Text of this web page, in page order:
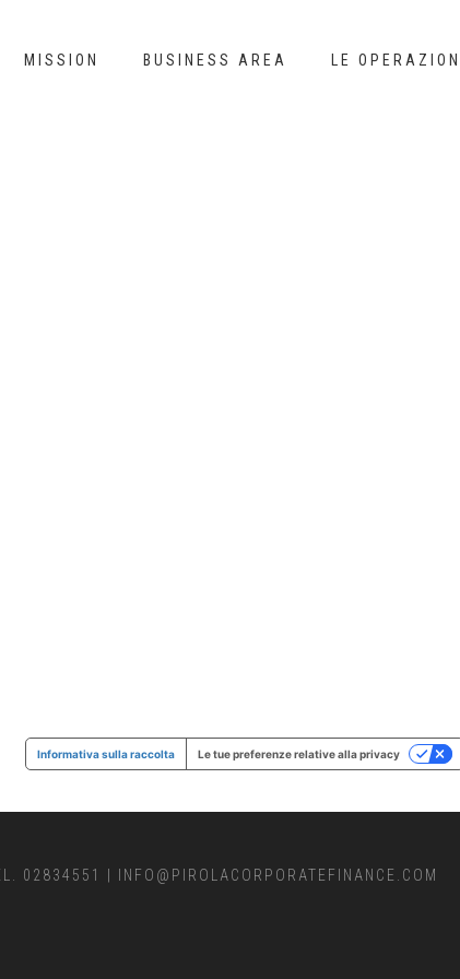
MISSION BUSINESS AREA LE OPERAZIONI
02834551 INFO@PIROLACORPORATEFINANCE.COM
Informativa sulla raccolta Le tue preferenze relative alla privacy